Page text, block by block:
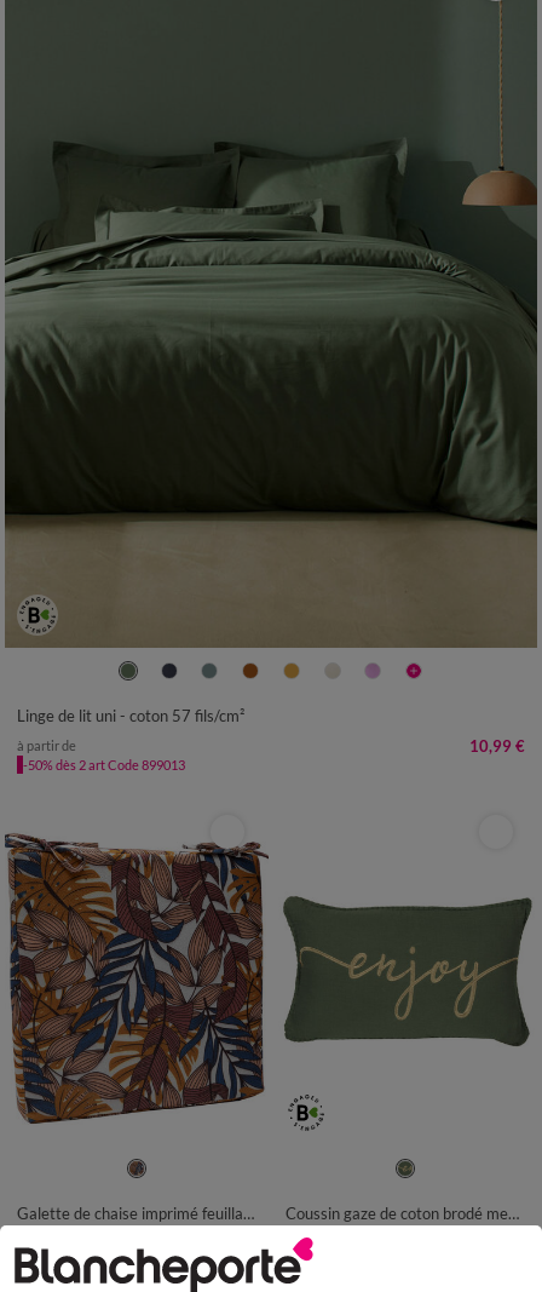
Linge de lit uni - coton 57 fils/cm²
à partir de 10,99 €
-50% dès 2 art Code 899013
Galette de chaise imprimé feuillage - lot de 2
+ 0,36 €
Coussin gaze de coton brodé message